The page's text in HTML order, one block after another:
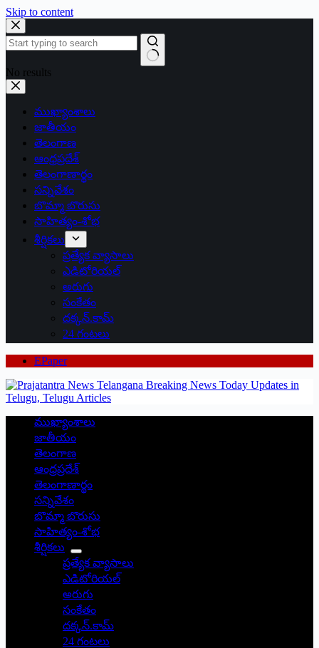
Skip to content
No results
ముఖ్యాంశాలు
జాతీయం
తెలంగాణ
ఆంధ్రప్రదేశ్
తెలంగాణార్థం
సన్నివేశం
బొమ్మా బొరుసు
సాహిత్యం-శోభ
శీర్షికలు
ప్రత్యేక వ్యాసాలు
ఎడిటోరియల్
అరుగు
సంకేతం
దక్కన్.కామ్
24 గంటలు
EPaper
ముఖ్యాంశాలు
జాతీయం
తెలంగాణ
ఆంధ్రప్రదేశ్
తెలంగాణార్థం
సన్నివేశం
బొమ్మా బొరుసు
సాహిత్యం-శోభ
శీర్షికలు
ప్రత్యేక వ్యాసాలు
ఎడిటోరియల్
అరుగు
సంకేతం
దక్కన్.కామ్
24 గంటలు